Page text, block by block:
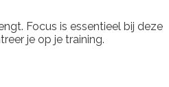
Focus is essentieel bij deze
je op je training.